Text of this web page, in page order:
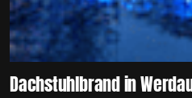
Dachstuhlbrand in